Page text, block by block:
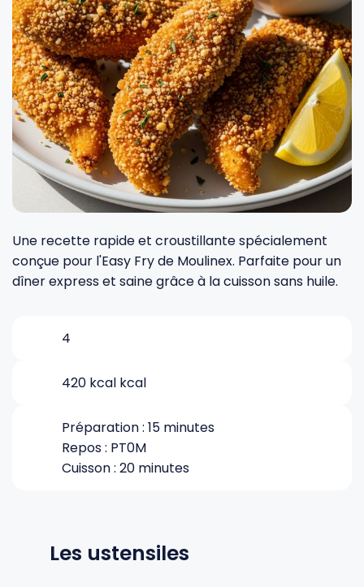
Fourches et fourchettes
Écumoires
Baguettes
Pilons
Presse-agrumes
Pinceaux
Couteaux à fromage
Couteaux à huîtres
Couteaux à pain
Couteaux filet de sole
Couteaux tranchelard
Éplucheurs et zesteurs
Aiguiseurs
Plats et plaques
Moules
Cercles à tarte
Couvercles
Manches et poignées
Nogent
Opinel
De Buyer
Cristel
Tefal
SIF Unis
Une recette rapide et croustillante spécialement
conçue pour l'Easy Fry de Moulinex. Parfaite pour un
dîner express et saine grâce à la cuisson sans huile.
4
420 kcal kcal
Préparation : 15 minutes
Repos : PT0M
Cuisson : 20 minutes
Les ustensiles